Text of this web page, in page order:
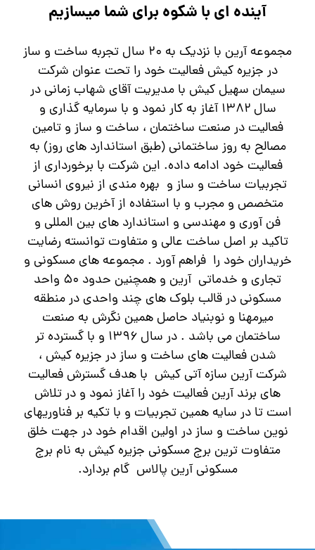
آینده ای با شکوه برای شما میسازیم
مجموعه آرین با نزدیک به ۲۰ سال تجربه ساخت و ساز
در جزیره کیش فعالیت خود را تحت عنوان شرکت
سیمان سهیل کیش با مدیریت آقای شهاب زمانی در
سال ۱۳۸۲ آغاز به کار نمود و با سرمایه گذاری و
فعالیت در صنعت ساختمان ، ساخت و ساز و تامین
مصالح به روز ساختمانی (طبق استاندارد های روز) به
فعالیت خود ادامه داده. این شرکت با برخورداری از
تجربیات ساخت و ساز و بهره مندی از نیروی انسانی
متخصص و مجرب و با استفاده از آخرین روش های
فن آوری و مهندسی و استاندارد های بین المللی و
تاکید بر اصل ساخت عالی و متفاوت توانسته رضایت
خریداران خود را فراهم آورد . مجموعه های مسکونی و
تجاری و خدماتی آرین و همچنین حدود ۵۰ واحد
مسکونی در قالب بلوک های چند واحدی در منطقه
میرمهنا و نوبنیاد حاصل همین نگرش به صنعت
ساختمان می باشد . در سال ۱۳۹۶ و با گسترده تر
شدن فعالیت های ساخت و ساز در جزیره کیش ،
شرکت آرین سازه آتی کیش با هدف گسترش فعالیت
های برند آرین فعالیت خود را آغاز نمود و در تلاش
است تا در سایه همین تجربیات و با تکیه بر فناوریهای
نوین ساخت و ساز در اولین اقدام خود در جهت خلق
متفاوت ترین برج مسکونی جزیره کیش به نام برج
مسکونی آرین پالاس گام بردارد.